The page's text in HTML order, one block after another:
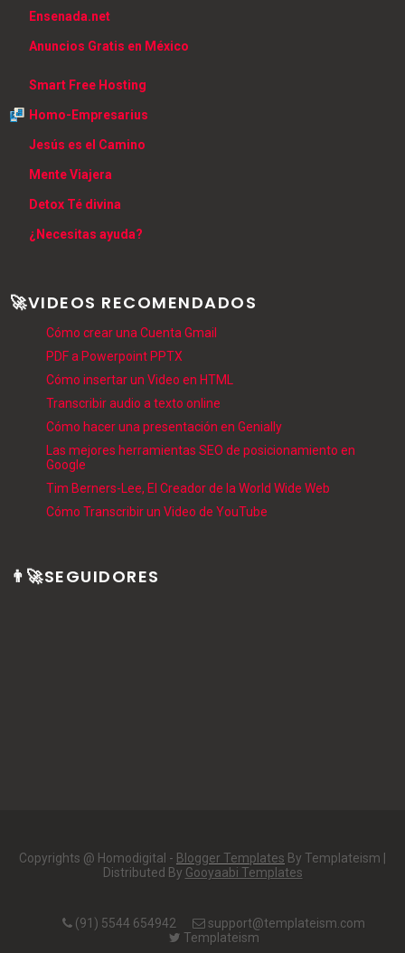
Ensenada.net
Anuncios Gratis en México
Smart Free Hosting
Homo-Empresarius
Jesús es el Camino
Mente Viajera
Detox Té divina
¿Necesitas ayuda?
🚀VIDEOS RECOMENDADOS
Cómo crear una Cuenta Gmail
PDF a Powerpoint PPTX
Cómo insertar un Video en HTML
Transcribir audio a texto online
Cómo hacer una presentación en Genially
Las mejores herramientas SEO de posicionamiento en
Google
Tim Berners-Lee, El Creador de la World Wide Web
Cómo Transcribir un Video de YouTube
👨‍🚀SEGUIDORES
Copyrights @ Homodigital - Blogger Templates By Templateism |
Distributed By Gooyaabi Templates
(91) 5544 654942
support@templateism.com
Templateism